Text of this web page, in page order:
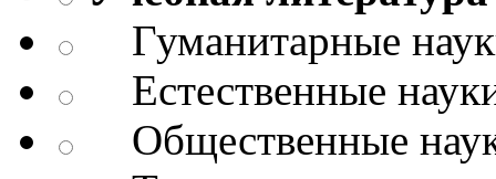
Гуманитарные
Естественные
Общественные